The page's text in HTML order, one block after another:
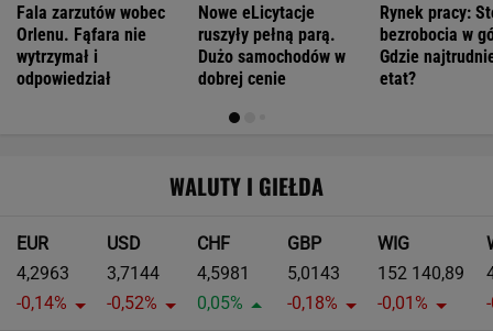
Fala zarzutów wobec
Orlenu. Fąfara nie
wytrzymał i
odpowiedział
Nowe eLicytacje
ruszyły pełną parą.
Dużo samochodów w
dobrej cenie
Rynek pracy:
bezrobocia w
Gdzie
etat?
WALUTY I GIEŁDA
EUR
4,2963
-0,14%
USD
3,7144
-0,52%
CHF
4,5981
0,05%
GBP
5,0143
-0,18%
WIG
152 140,89
-0,01%